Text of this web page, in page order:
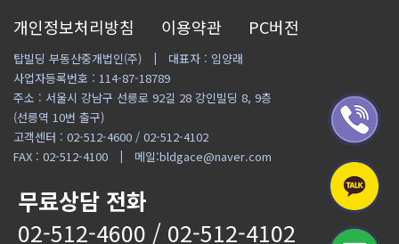
개인정보처리방침 이용약관 PC버전
탑빌딩 부동산중개법인(주)
대표자 : 임양래
사업자등록번호 : 114-87-18789
주소 : 서울시 강남구 선릉로 92길 28 강인빌딩 8, 9층
(선릉역 10번 출구)
고객센터 : 02-512-4600 / 02-512-4102
FAX : 02-512-4100
메일:bldgace@naver.com
무료상담 전화
02-512-4600 / 02-512-4102